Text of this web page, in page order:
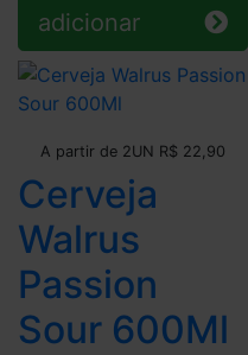
adicionar
A partir de 2UN R$ 22,90
Cerveja
Walrus
Passion
Sour 600Ml